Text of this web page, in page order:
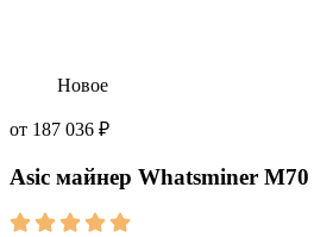
Новое
от 187 036 ₽
Asic майнер Whatsminer